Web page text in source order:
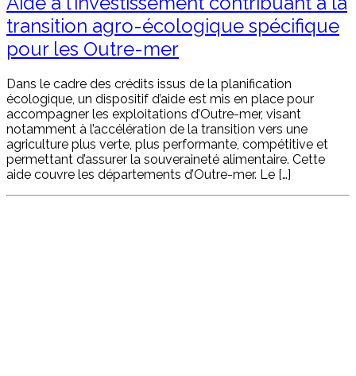
transition agro-écologique spécifique
pour les Outre-mer
Dans le cadre des crédits issus de la planification
écologique, un dispositif d’aide est mis en place pour
accompagner les exploitations d’Outre-mer, visant
notamment à l’accélération de la transition vers une
agriculture plus verte, plus performante, compétitive et
permettant d’assurer la souveraineté alimentaire. Cette
aide couvre les départements d’Outre-mer. Le […]